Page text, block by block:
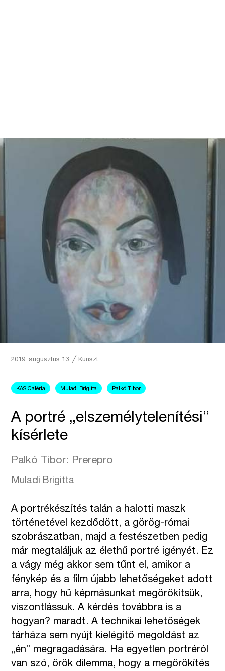
2019. augusztus 13. ╱ Kunszt
KAS Galéria Muladi Brigitta Palkó Tibor
A portré „elszemélytelenítési”
kísérlete
Palkó Tibor: Prerepro
Muladi Brigitta
A portrékészítés talán a halotti maszk
történetével kezdődött, a görög-római
szobrászatban, majd a festészetben pedig
már megtaláljuk az élethű portré igényét. Ez
a vágy még akkor sem tűnt el, amikor a
fénykép és a film újabb lehetőségeket adott
arra, hogy hű képmásunkat megörökítsük,
viszontlássuk. A kérdés továbbra is a
hogyan? maradt. A technikai lehetőségek
tárháza sem nyújt kielégítő megoldást az
„én” megragadására. Ha egyetlen portréról
van szó, örök dilemma, hogy a megörökítés